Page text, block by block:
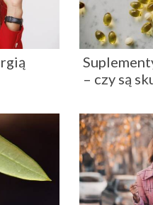
– czy są